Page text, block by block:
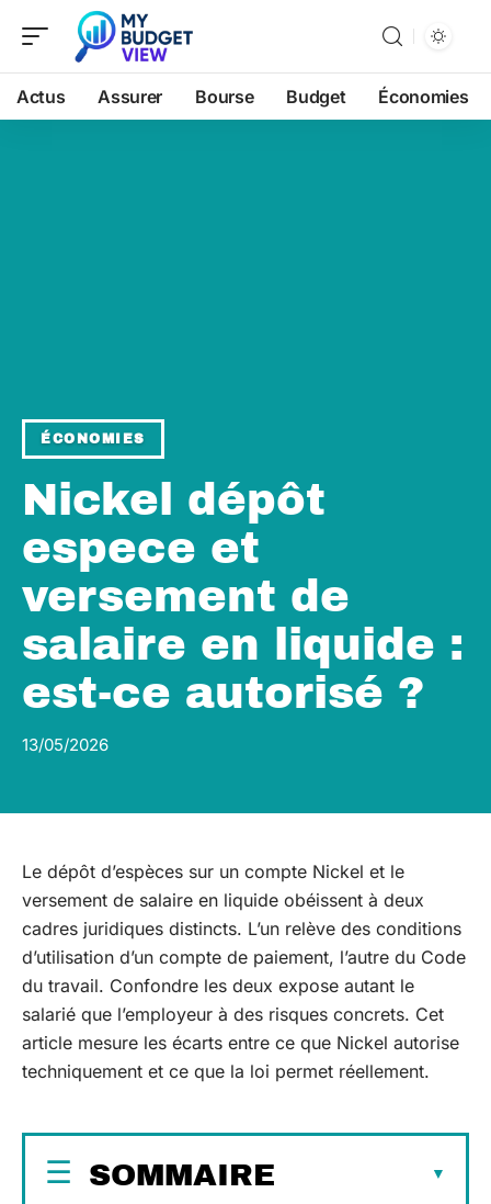
Actus Assurer Bourse Budget Économies
ÉCONOMIES
Nickel dépôt
espece et
versement de
salaire en liquide :
est-ce autorisé ?
13/05/2026
Le dépôt d’espèces sur un compte Nickel et le
versement de salaire en liquide obéissent à deux
cadres juridiques distincts. L’un relève des conditions
d’utilisation d’un compte de paiement, l’autre du Code
du travail. Confondre les deux expose autant le
salarié que l’employeur à des risques concrets. Cet
article mesure les écarts entre ce que Nickel autorise
techniquement et ce que la loi permet réellement.
SOMMAIRE